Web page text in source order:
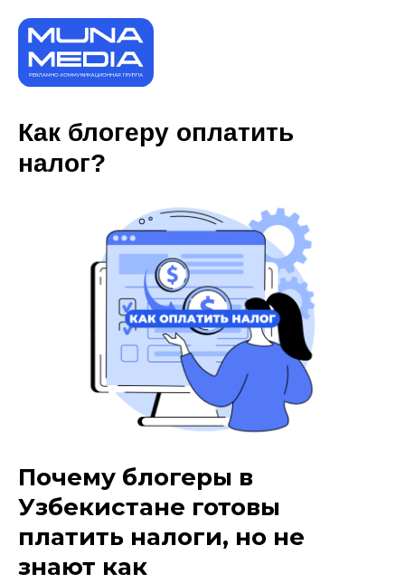
Как блогеру оплатить
налог?
Почему блогеры в
Узбекистане готовы
платить налоги, но не
знают как